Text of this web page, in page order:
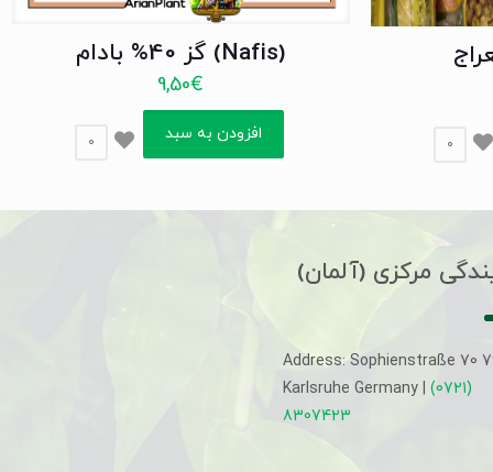
0
(Nafis) گز 40% بادام
9,50€
افزودن به سبد 0
مرکزی (آلمان)
Address: Sophienstraße 70
Karlsruhe Germany | (0721)
8307423